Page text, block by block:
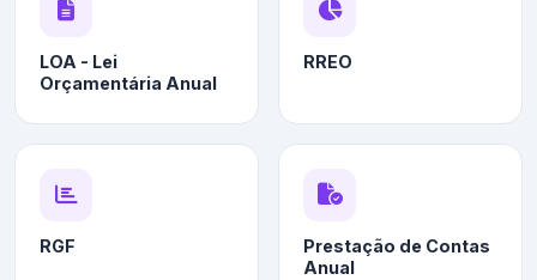
LOA - Lei
Orçamentária Anual
RREO
RGF
Prestação de Contas
Anual